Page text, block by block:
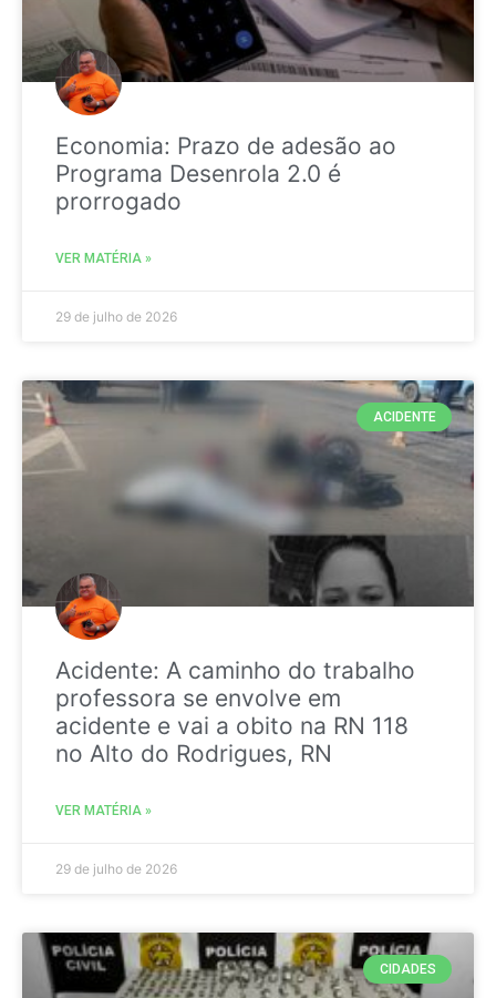
Economia: Prazo de adesão ao
Programa Desenrola 2.0 é
prorrogado
VER MATÉRIA »
29 de julho de 2026
ACIDENTE
Acidente: A caminho do trabalho
professora se envolve em
acidente e vai a obito na RN 118
no Alto do Rodrigues, RN
VER MATÉRIA »
29 de julho de 2026
CIDADES